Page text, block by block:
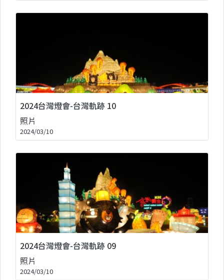
2024台灣燈會-台灣軌跡 10
照片
2024/03/10
2024台灣燈會-台灣軌跡 09
照片
2024/03/10